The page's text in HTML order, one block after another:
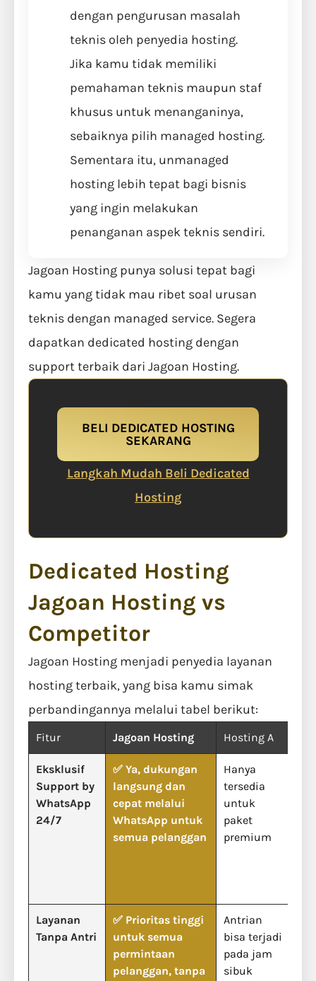
dengan pengurusan masalah
teknis oleh penyedia hosting.
Jika kamu tidak memiliki
pemahaman teknis maupun staf
khusus untuk menanganinya,
sebaiknya pilih managed hosting.
Sementara itu, unmanaged
hosting lebih tepat bagi bisnis
yang ingin melakukan
penanganan aspek teknis sendiri.
Jagoan Hosting punya solusi tepat bagi
kamu yang tidak mau ribet soal urusan
teknis dengan managed service. Segera
dapatkan dedicated hosting dengan
support terbaik dari Jagoan Hosting.
BELI DEDICATED HOSTING
SEKARANG
Langkah Mudah Beli Dedicated
Hosting
Dedicated Hosting
Jagoan Hosting vs
Competitor
Jagoan Hosting menjadi penyedia layanan
hosting terbaik, yang bisa kamu simak
perbandingannya melalui tabel berikut:
Fitur Jagoan Hosting Hosting A
Eksklusif
Support by
WhatsApp
24/7
✅ Ya, dukungan
langsung dan
cepat melalui
WhatsApp untuk
semua pelanggan
Hanya
tersedia
untuk
paket
premium
Layanan
Tanpa Antri
✅ Prioritas tinggi
untuk semua
permintaan
pelanggan, tanpa
Antrian
bisa terjadi
pada jam
sibuk